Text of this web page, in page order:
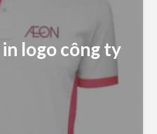
logo công ty